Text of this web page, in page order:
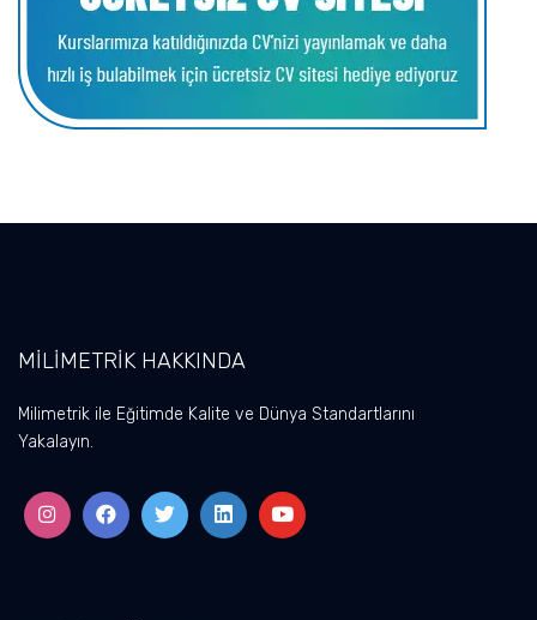
MİLİMETRİK HAKKINDA
Milimetrik ile Eğitimde Kalite ve Dünya Standartlarını
Yakalayın.